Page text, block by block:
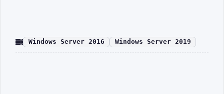
Windows Server 2016 Windows Server 2019